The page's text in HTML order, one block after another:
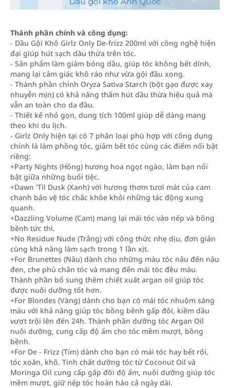
Thành phần chính và công dụng:
- Dầu Gội Khô Girlz Only De-frizz 200ml với công nghệ hiện
đại giúp hút sạch dầu thừa trên tóc.
- Sản phẩm làm giảm bóng dầu, giúp tóc không bết dính,
mang lại cảm giác khô ráo như vừa gội đầu xong.
- Thành phần chính Oryza Sativa Starch (bột gạo được xay
nhuyễn mịn) có khả năng thấm hút dầu thừa hiệu quả mà
vẫn an toàn cho da đầu.
- Thiết kế nhỏ gọn, dung tích 100ml giúp dễ dàng mang
theo khi du lịch.
- Girlz Only hiện tại có 7 phân loại phù hợp với công dụng
chính là làm phồng tóc, giảm bết tóc cùng các điểm nổi bật
riêng:
+Party Nights (Hồng) hương hoa ngọt ngào, làm bạn nổi
bật giữa những buổi tiệc.
+Dawn 'Til Dusk (Xanh) với hương thơm tươi mát của cam
chanh bảo vệ tóc chắc khỏe khỏi những tác động xung
quanh.
+Dazzling Volume (Cam) mang lại mái tóc vào nếp và bồng
bềnh tức thì.
+No Residue Nude (Trắng) với công thức nhẹ dịu, đơn giản
cùng khả năng làm sạch trong 1 lần xịt.
+For Brunettes (Nâu) dành cho những màu tóc nâu đến nâu
đen, che phủ chân tóc và mang đến mái tóc đều màu.
Thành phần bổ sung thêm chiết xuất argan oil giúp tóc
được nuôi dưỡng tốt hơn.
+For Blondes (Vàng) dành cho bạn có mái tóc nhuộm sáng
màu với khả năng giúp tóc bồng bềnh gấp đôi, kiềm dầu
vượt trội lên đến 24h. Thành phần dưỡng tóc Argan Oil
nuôi dưỡng, cung cấp độ ẩm cho tóc mềm mượt, bồng
bềnh.
+For De - Frizz (Tím) dành cho bạn có mái tóc hay bết rối,
tóc xoăn, khô. Tinh chất dưỡng tóc từ Coconut Oil và
Moringa Oil cung cấp gấp đôi độ ẩm, nuôi dưỡng giúp tóc
mềm mượt, giữ nếp tóc hoàn hảo cả ngày dài.